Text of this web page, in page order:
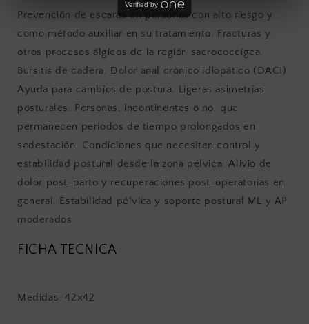
Prevención de escaras en personas con alto riesgo y
como método auxiliar en su tratamiento. Fracturas y
otros procesos álgicos de la región sacrococcígea.
Bursitis de cadera. Dolor anal crónico idiopático (DACI).
Ayuda para cambios de postura. Ligeras asimetrías
posturales. Personas, incontinentes o no, que
permanecen periodos de tiempo prolongados en
sedestación. Condiciones que necesiten control y
estabilidad postural desde la zona pélvica. Alivio de
dolor post-parto y recuperaciones post-operatorias en
general. Estabilidad pélvica y soporte postural ML y AP
moderados.
FICHA TECNICA
Medidas: 42x42
Verified by